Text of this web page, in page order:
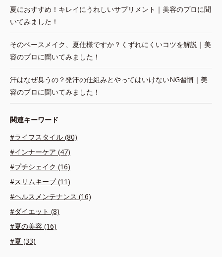
夏におすすめ！キレイにうれしいサプリメント｜美容のプロに聞
いてみました！
そのベースメイク、夏仕様ですか？くずれにくいコツを解説｜美
容のプロに聞いてみました！
汗はなぜ臭うの？発汗の仕組みとやってはいけないNG習慣｜美
容のプロに聞いてみました！
関連キーワード
#ライフスタイル (80)
#インナーケア (47)
#プチシェイク (16)
#スリムキープ (11)
#ヘルスメンテナンス (16)
#ダイエット (8)
#夏の美容 (16)
#夏 (33)